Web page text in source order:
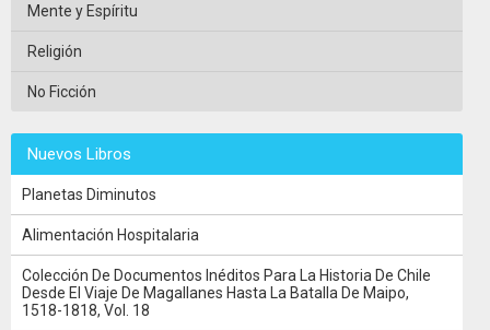
Mente y Espíritu
Religión
No Ficción
Nuevos Libros
Planetas Diminutos
Alimentación Hospitalaria
Colección De Documentos Inéditos Para La Historia De Chile
Desde El Viaje De Magallanes Hasta La Batalla De Maipo,
1518-1818, Vol. 18